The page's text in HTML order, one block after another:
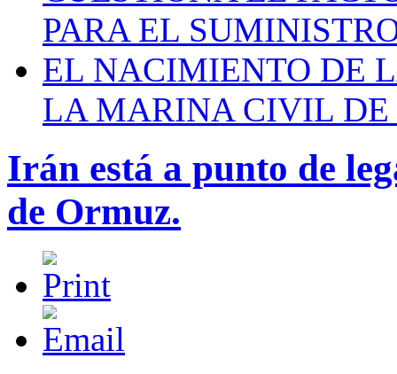
PARA EL
EL NACIMIENTO DE
LA MARINA CIVIL DE
Irán está a punto de
de Ormuz.